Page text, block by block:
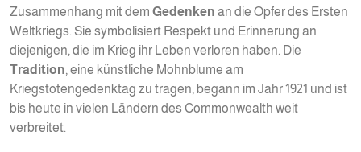
Zusammenhang mit dem Gedenken an die Opfer des Ersten
Weltkriegs. Sie symbolisiert Respekt und Erinnerung an
diejenigen, die im Krieg ihr Leben verloren haben. Die
Tradition, eine künstliche Mohnblume am
Kriegstotengedenktag zu tragen, begann im Jahr 1921 und ist
bis heute in vielen Ländern des Commonwealth weit
verbreitet.